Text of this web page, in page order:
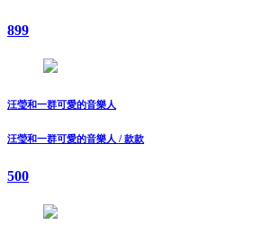
899
汪瑩和一群可愛的音樂人
汪瑩和一群可愛的音樂人 / 款款
500